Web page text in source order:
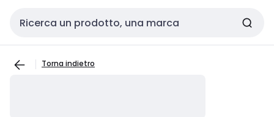
Cerca input
Torna indietro